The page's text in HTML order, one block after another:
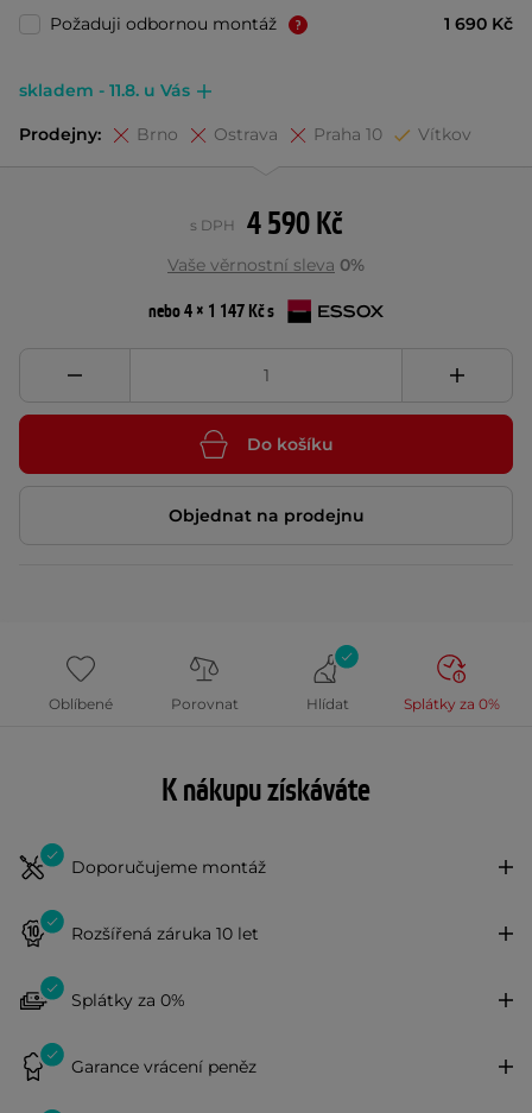
Požaduji odbornou montáž
1 690 Kč
skladem - 11.8. u Vás
Prodejny: Brno Ostrava Praha 10 Vítkov
4 590 Kč
s DPH
Vaše věrnostní sleva 0%
nebo 4 × 1 147 Kč s
Do košíku
Objednat na prodejnu
Oblíbené Porovnat Hlídat Splátky za 0%
K nákupu získáváte
Doporučujeme montáž
Rozšířená záruka 10 let
Splátky za 0%
Garance vrácení peněz